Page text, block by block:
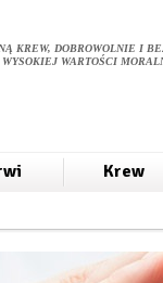
KREW, DOBROWOLNIE I
WYSOKIEJ WARTOŚCI
Krew